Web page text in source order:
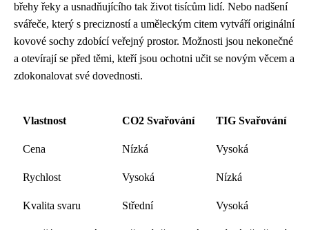
břehy řeky a usnadňujícího tak život tisícům lidí. Nebo nadšení
svářeče, který s precizností a uměleckým citem vytváří originální
kovové sochy zdobící veřejný prostor. Možnosti jsou nekonečné
a otevírají se před těmi, kteří jsou ochotni učit se novým věcem a
zdokonalovat své dovednosti.
Vlastnost CO2 Svařování TIG Svařování
Cena Nízká Vysoká
Rychlost Vysoká Nízká
Kvalita svaru Střední Vysoká